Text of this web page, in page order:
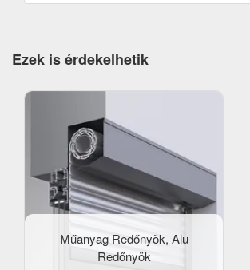
Ezek is érdekelhetik
Műanyag Redőnyök, Alu
Redőnyök